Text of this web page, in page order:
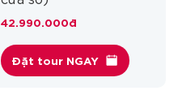
42.990.000đ
Đặt tour NGAY